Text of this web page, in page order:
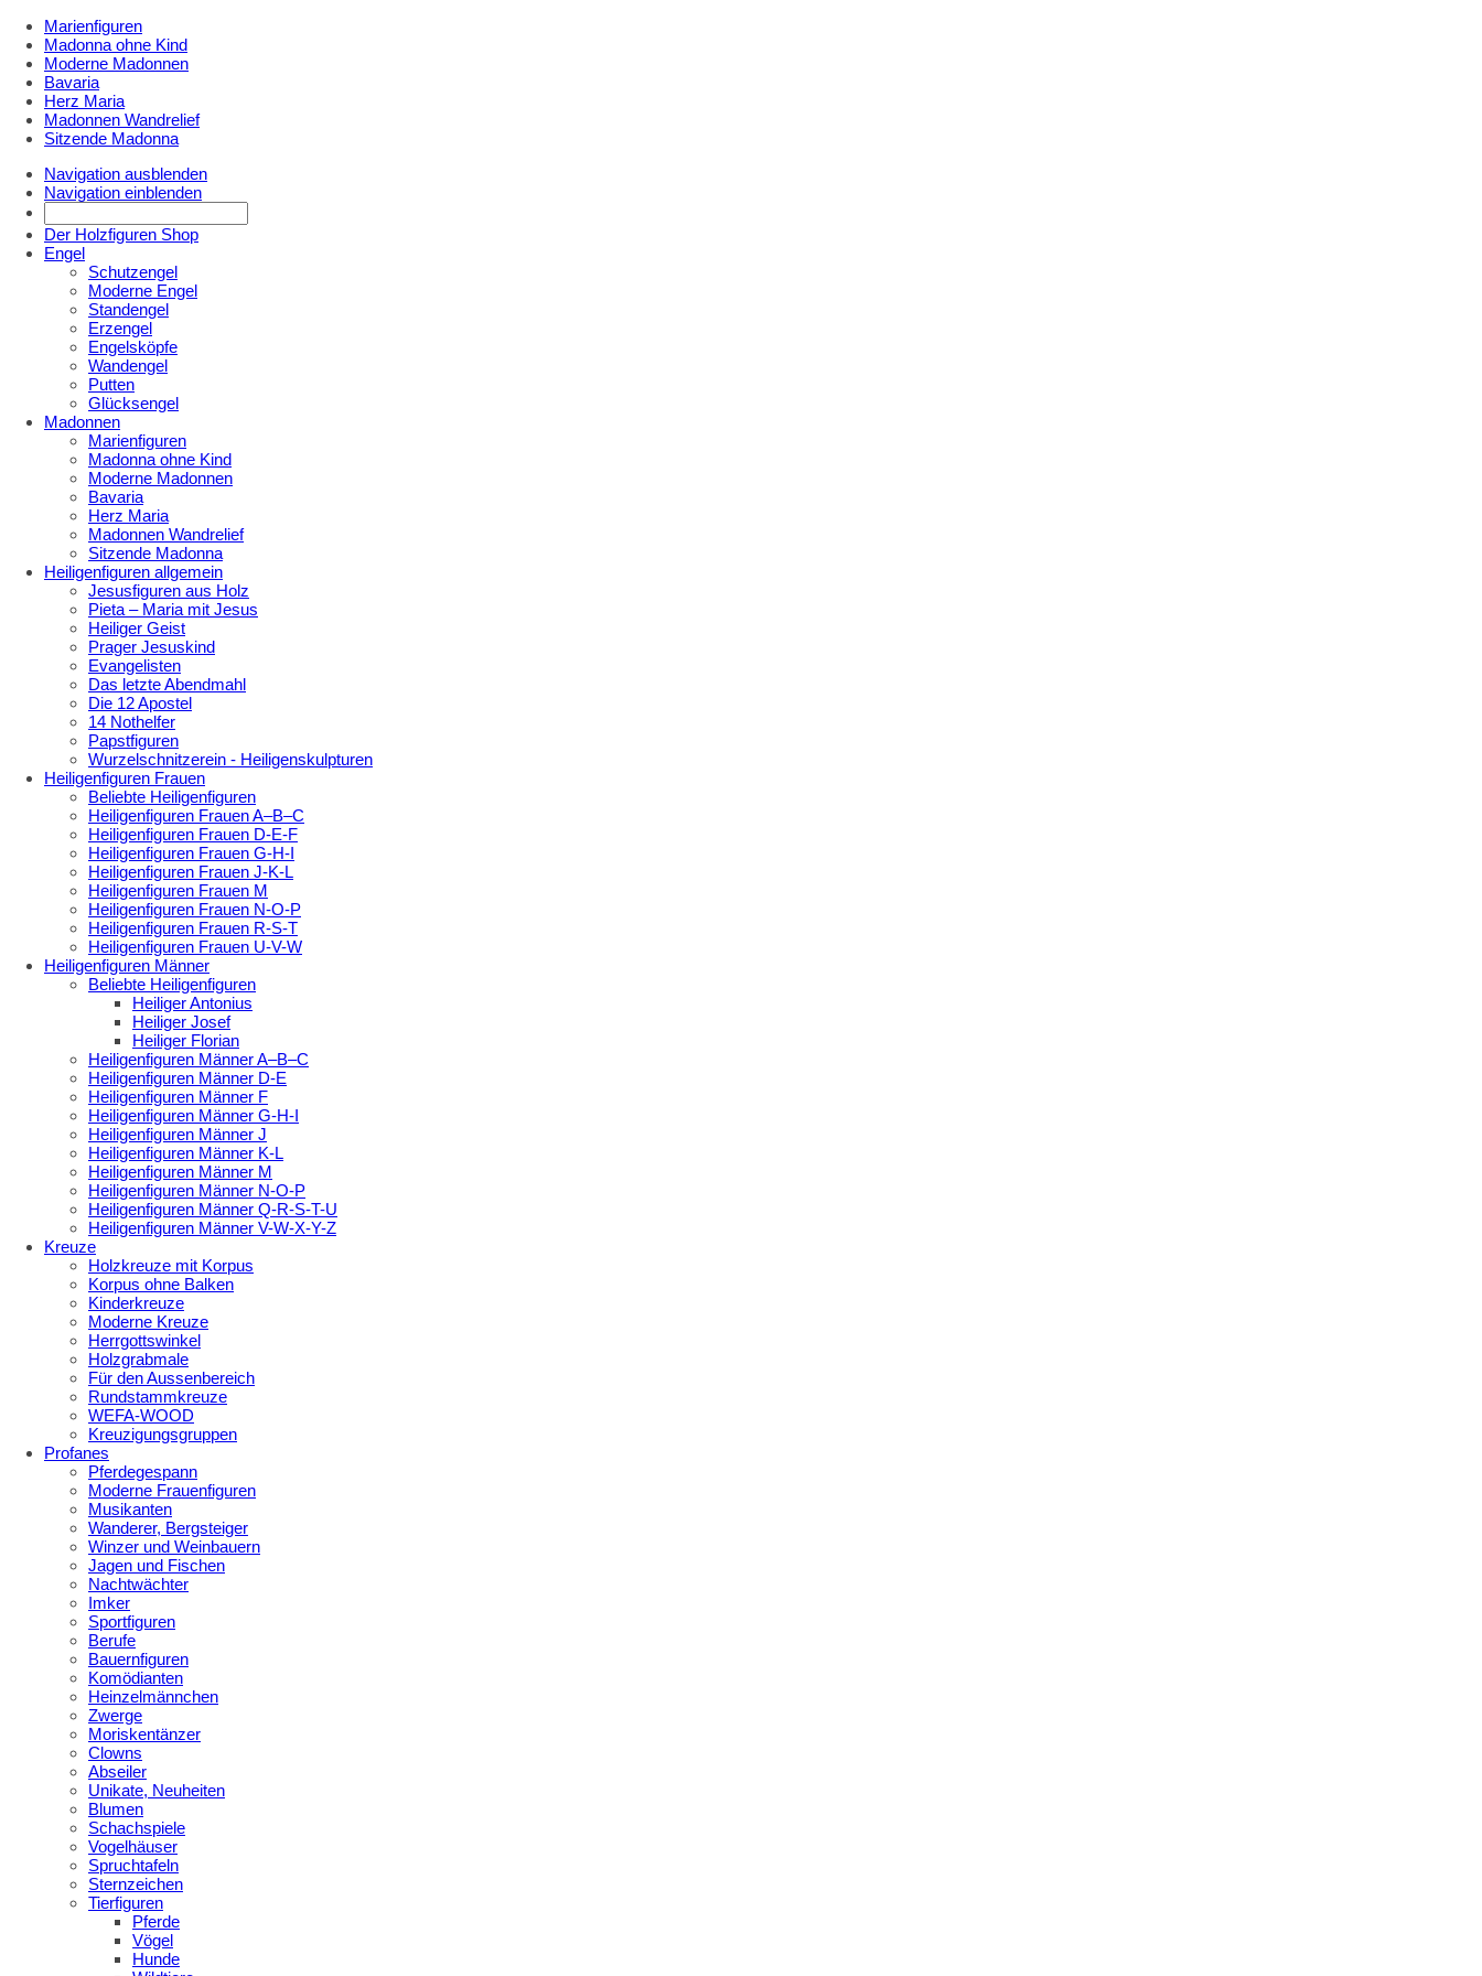
Marienfiguren
Madonna ohne Kind
Moderne Madonnen
Bavaria
Herz Maria
Madonnen Wandrelief
Sitzende Madonna
Navigation ausblenden
Navigation einblenden
Der Holzfiguren Shop
Engel
Schutzengel
Moderne Engel
Standengel
Erzengel
Engelsköpfe
Wandengel
Putten
Glücksengel
Madonnen
Marienfiguren
Madonna ohne Kind
Moderne Madonnen
Bavaria
Herz Maria
Madonnen Wandrelief
Sitzende Madonna
Heiligenfiguren allgemein
Jesusfiguren aus Holz
Pieta – Maria mit Jesus
Heiliger Geist
Prager Jesuskind
Evangelisten
Das letzte Abendmahl
Die 12 Apostel
14 Nothelfer
Papstfiguren
Wurzelschnitzerein - Heiligenskulpturen
Heiligenfiguren Frauen
Beliebte Heiligenfiguren
Heiligenfiguren Frauen A–B–C
Heiligenfiguren Frauen D-E-F
Heiligenfiguren Frauen G-H-I
Heiligenfiguren Frauen J-K-L
Heiligenfiguren Frauen M
Heiligenfiguren Frauen N-O-P
Heiligenfiguren Frauen R-S-T
Heiligenfiguren Frauen U-V-W
Heiligenfiguren Männer
Beliebte Heiligenfiguren
Heiliger Antonius
Heiliger Josef
Heiliger Florian
Heiligenfiguren Männer A–B–C
Heiligenfiguren Männer D-E
Heiligenfiguren Männer F
Heiligenfiguren Männer G-H-I
Heiligenfiguren Männer J
Heiligenfiguren Männer K-L
Heiligenfiguren Männer M
Heiligenfiguren Männer N-O-P
Heiligenfiguren Männer Q-R-S-T-U
Heiligenfiguren Männer V-W-X-Y-Z
Kreuze
Holzkreuze mit Korpus
Korpus ohne Balken
Kinderkreuze
Moderne Kreuze
Herrgottswinkel
Holzgrabmale
Für den Aussenbereich
Rundstammkreuze
WEFA-WOOD
Kreuzigungsgruppen
Profanes
Pferdegespann
Moderne Frauenfiguren
Musikanten
Wanderer, Bergsteiger
Winzer und Weinbauern
Jagen und Fischen
Nachtwächter
Imker
Sportfiguren
Berufe
Bauernfiguren
Komödianten
Heinzelmännchen
Zwerge
Moriskentänzer
Clowns
Abseiler
Unikate, Neuheiten
Blumen
Schachspiele
Vogelhäuser
Spruchtafeln
Sternzeichen
Tierfiguren
Pferde
Vögel
Hunde